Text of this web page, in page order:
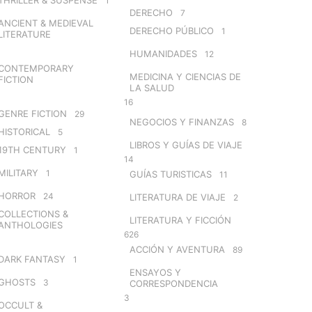
& MEDIEVAL
FICTION 29
5
CENTURY 1
1
24
&
FANTASY 1
3
&
DERECHO 7
DERECHO PÚBLICO 1
HUMANIDADES 12
MEDICINA Y CIENCIAS DE
LA SALUD
16
NEGOCIOS Y FINANZAS 8
LIBROS Y GUÍAS DE VIAJE
14
GUÍAS TURISTICAS 11
LITERATURA DE VIAJE 2
LITERATURA Y FICCIÓN
626
ACCIÓN Y AVENTURA 89
ENSAYOS Y
CORRESPONDENCIA
3